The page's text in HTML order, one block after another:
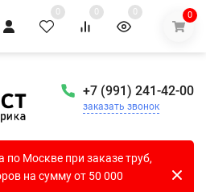
0 0 0 0
+7 (991) 241-42-00
заказать звонок
по Москве при заказе труб,
на сумму от 50 000